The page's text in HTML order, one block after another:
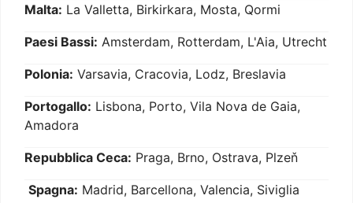
Malta: La Valletta, Birkirkara, Mosta, Qormi
Paesi Bassi: Amsterdam, Rotterdam, L'Aia, Utrecht
Polonia: Varsavia, Cracovia, Lodz, Breslavia
Portogallo: Lisbona, Porto, Vila Nova de Gaia,
Amadora
Repubblica Ceca: Praga, Brno, Ostrava, Plzeň
Spagna: Madrid, Barcellona, Valencia, Siviglia